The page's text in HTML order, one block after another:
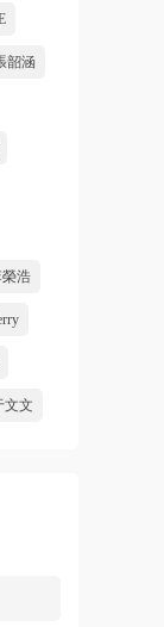
韶涵
浩
文文